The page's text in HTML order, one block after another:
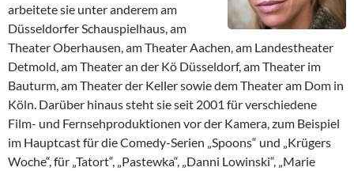
arbeitete sie unter anderem am
Düsseldorfer Schauspielhaus, am
Theater Oberhausen, am Theater Aachen, am Landestheater
Detmold, am Theater an der Kö Düsseldorf, am Theater im
Bauturm, am Theater der Keller sowie dem Theater am Dom in
Köln. Darüber hinaus steht sie seit 2001 für verschiedene
Film- und Fernsehproduktionen vor der Kamera, zum Beispiel
im Hauptcast für die Comedy-Serien „Spoons“ und „Krügers
Woche“, für „Tatort“, „Pastewka“, „Danni Lowinski“, „Marie